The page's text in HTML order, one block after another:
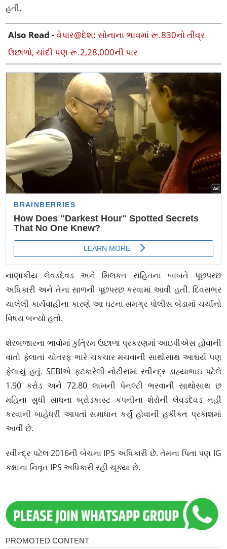
હતી.
Also Read -વેપાર@દેશ: સોનાના ભાવમાં રૂ.830નો તીવ્ર
ઉછાળો, ચાંદી પણ રૂ.2,28,000ની પાર
નાણાકીય લેવડદેવડ અને મિલકત સહિતના બાબતે પૂછપરછ
અધિકારી અને તેના સાળની પૂછપરછ કરવામાં આવી હતી. દિવસભર
ચાલેલી કાર્યવાહીના કારણે આ ઘટના સમગ્ર પોલીસ બેડામાં ચર્ચાનો
વિષય બન્યો હતો.
શેરબજારના ભાવોમાં કુત્રિમ ઉછાળા પ્રકરણમાં આઇપીએસ હોવાની
વાતો ફેલાતાં ચોતરફ ભારે ચકચાર મચવાની સાથોસાથ આશ્ચર્ય પણ
ફેલાયું હતું. SEBIએ ફટકારેલી નોટીસમાં રવીન્દ્ર ડાહ્યાભાઇ પટેલે
1.90 કરોડ અને 72.80 લાખની પેનલ્ટી ભરવાની સાથોસાથ છ
મહિના સુધી સાધના બ્રોડકાસ્ટ કંપનીના શેરોની લેવડદેવડ નહીં
કરવાની બાહેધરી આપતાં સમાધાન કર્યું હોવાની હકીકત પ્રકાશમાં
આવી છે.
રવીન્દ્ર પટેલ 2016ની બેચના IPS અધિકારી છે. તેમના પિતા પણ IG
કક્ષાના નિવૃત IPS અધિકારી રહી ચૂક્યા છે.